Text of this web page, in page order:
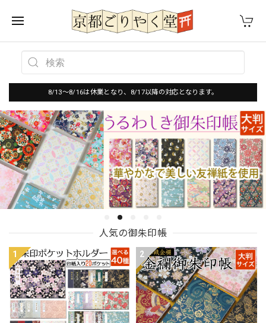
8/13～8/16は休業となり、8/17以降の対応となります。
人気の御朱印帳
1 2